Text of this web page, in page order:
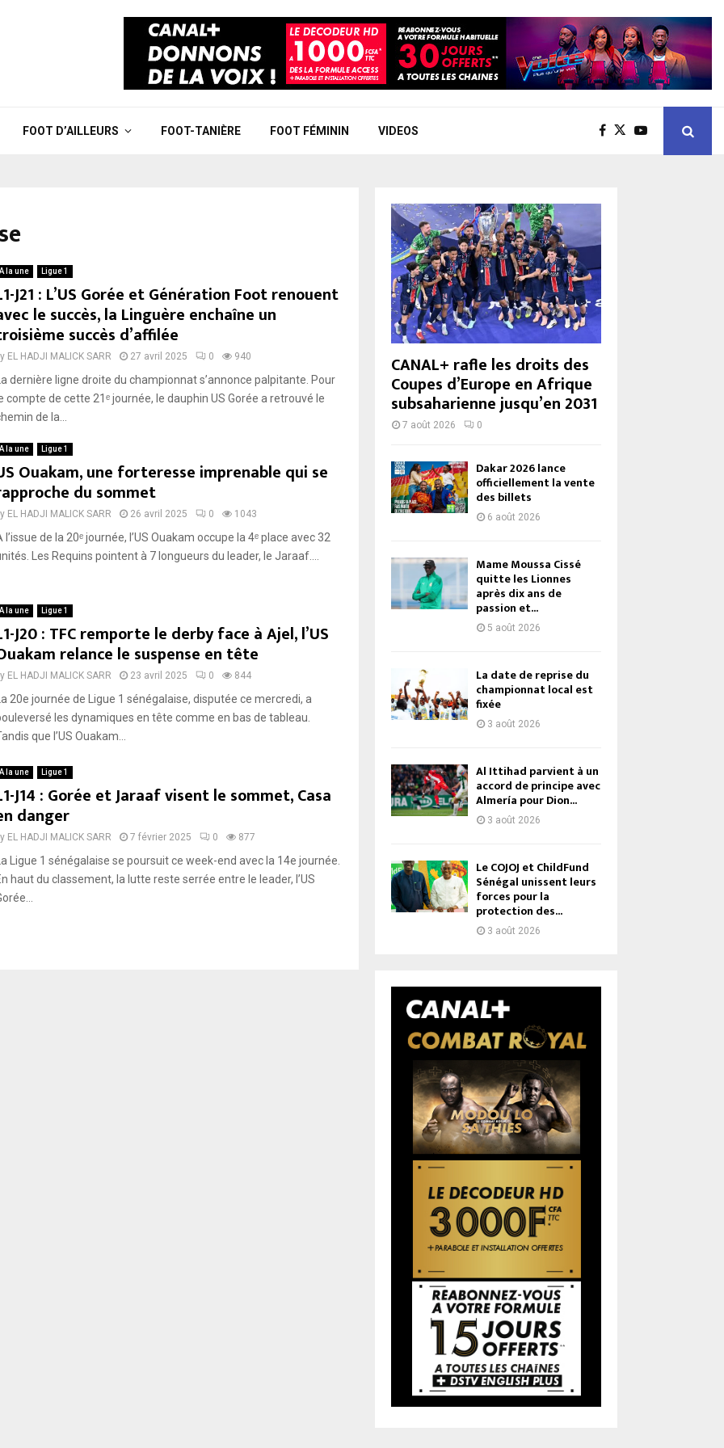
FOOT D’AILLEURS FOOT-TANIÈRE FOOT FÉMININ VIDEOS
A la une Ligue 1
J21 : L’US Gorée et Génération Foot renouent
le succès, la Linguère enchaîne un
succès d’affilée
EL HADJI MALICK SARR 27 avril 2025 0 940
dernière ligne droite du championnat s’annonce palpitante. Pour
compte de cette 21ᵉ journée, le dauphin US Gorée a retrouvé le
de la...
A la une Ligue 1
Ouakam, une forteresse imprenable qui se
du sommet
EL HADJI MALICK SARR 26 avril 2025 0 1043
l’issue de la 20ᵉ journée, l’US Ouakam occupe la 4ᵉ place avec 32
Les Requins pointent à 7 longueurs du leader, le Jaraaf....
A la une Ligue 1
J20 : TFC remporte le derby face à Ajel, l’US
relance le suspense en tête
EL HADJI MALICK SARR 23 avril 2025 0 844
20e journée de Ligue 1 sénégalaise, disputée ce mercredi, a
les dynamiques en tête comme en bas de tableau.
que l’US Ouakam...
A la une Ligue 1
J14 : Gorée et Jaraaf visent le sommet, Casa
danger
EL HADJI MALICK SARR 7 février 2025 0 877
Ligue 1 sénégalaise se poursuit ce week-end avec la 14e journée.
haut du classement, la lutte reste serrée entre le leader, l’US
CANAL+ rafle les droits des
Coupes d’Europe en Afrique
subsaharienne jusqu’en 2031
7 août 2026 0
Dakar 2026 lance
officiellement la vente
des billets
6 août 2026
Mame Moussa Cissé
quitte les Lionnes
après dix ans de
passion et...
5 août 2026
La date de reprise du
championnat local est
fixée
3 août 2026
Al Ittihad parvient à un
accord de principe avec
Almería pour Dion...
3 août 2026
Le COJOJ et ChildFund
Sénégal unissent leurs
forces pour la
protection des...
3 août 2026